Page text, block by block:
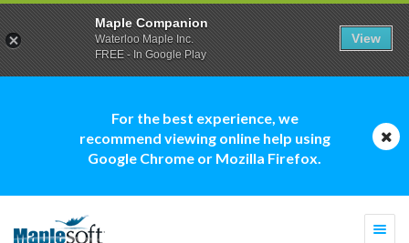
For the best experience, we
recommend viewing online help using
Google Chrome or Mozilla Firefox.
Maple Companion
Waterloo Maple Inc.
FREE - In Google Play
View